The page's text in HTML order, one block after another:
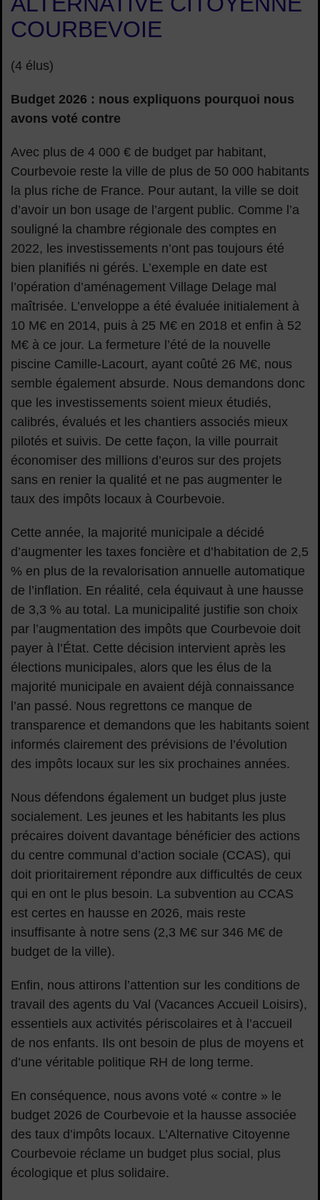
COURBEVOIE
(4 élus)
Budget 2026 : nous expliquons pourquoi nous
avons voté contre
Avec plus de 4 000 € de budget par habitant,
Courbevoie reste la ville de plus de 50 000 habitants
la plus riche de France. Pour autant, la ville se doit
d’avoir un bon usage de l’argent public. Comme l’a
souligné la chambre régionale des comptes en
2022, les investissements n’ont pas toujours été
bien planifiés ni gérés. L’exemple en date est
l’opération d’aménagement Village Delage mal
maîtrisée. L’enveloppe a été évaluée initialement à
10 M€ en 2014, puis à 25 M€ en 2018 et enfin à 52
M€ à ce jour. La fermeture l’été de la nouvelle
piscine Camille-Lacourt, ayant coûté 26 M€, nous
semble également absurde. Nous demandons donc
que les investissements soient mieux étudiés,
calibrés, évalués et les chantiers associés mieux
pilotés et suivis. De cette façon, la ville pourrait
économiser des millions d’euros sur des projets
sans en renier la qualité et ne pas augmenter le
taux des impôts locaux à Courbevoie.
Cette année, la majorité municipale a décidé
d’augmenter les taxes foncière et d’habitation de 2,5
% en plus de la revalorisation annuelle automatique
de l’inflation. En réalité, cela équivaut à une hausse
de 3,3 % au total. La municipalité justifie son choix
par l’augmentation des impôts que Courbevoie doit
payer à l’État. Cette décision intervient après les
élections municipales, alors que les élus de la
majorité municipale en avaient déjà connaissance
l’an passé. Nous regrettons ce manque de
transparence et demandons que les habitants soient
informés clairement des prévisions de l’évolution
des impôts locaux sur les six prochaines années.
Nous défendons également un budget plus juste
socialement. Les jeunes et les habitants les plus
précaires doivent davantage bénéficier des actions
du centre communal d’action sociale (CCAS), qui
doit prioritairement répondre aux difficultés de ceux
qui en ont le plus besoin. La subvention au CCAS
est certes en hausse en 2026, mais reste
insuffisante à notre sens (2,3 M€ sur 346 M€ de
budget de la ville).
Enfin, nous attirons l’attention sur les conditions de
travail des agents du Val (Vacances Accueil Loisirs),
essentiels aux activités périscolaires et à l’accueil
de nos enfants. Ils ont besoin de plus de moyens et
d’une véritable politique RH de long terme.
En conséquence, nous avons voté « contre » le
budget 2026 de Courbevoie et la hausse associée
des taux d’impôts locaux. L’Alternative Citoyenne
Courbevoie réclame un budget plus social, plus
écologique et plus solidaire.